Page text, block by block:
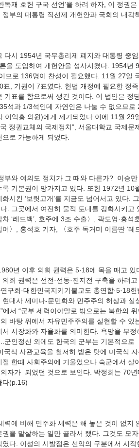
독재 호헌 구국 선언’을 하려 하자, 이 정권
론을 도입하여 개헌안을 성사시켰다. 1954
므로 136명이 찬성이 필요했다. 11월 27일
표, 기권이 7표였다. 헌법 개정에 필요한 정
기표를 함으로써 생긴 것이다. 이 법안은 정
석과 1/3석인데 자연인은 나눌 수 없으므
이익홍 의원)에게 제기되었다 이에 11월
국 정권교체의 국제정치”, 서울대학교 국제
록 기본권이 망가지고 있다. 또한 1972년
화시킨 ‘보릿고개’를 지금도 넘어서고 있다.
. 그곳에서 여전히 물적 토대를 강화시키고
차 ‘레드백’, 호주에 3조 수출〉, 곽도영·홍
의회 권력은 선전·선동·진지전 구축을 하려
구회·대한민국지키기불교도 총연합·5·18
현대사 세미나-문민화와 민주주의 허상과
에서 “군부 세력이야말로 밖으로는 북한의
바탕 위에서 자유민주주의를 실현할 수
서 시장화와 자율화를 의미한다. 욕망을 부
군인정신 외에도 한국의 군부는 기본적으로
국식 사관교육을 철저히 받은 탓에 미국식
절 한때 사회주의에 기울었으나 숙군에서
자가  되었던 것으로 보인다. 박정희는 70
권을 말살하는 일만 골라서 했다. 그것도 모
였다. 이성의 시발점은 선악의 구분에서 시